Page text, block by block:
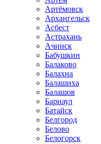
Артёмовск
Архангельск
Асбест
Астрахань
Ачинск
Бабушкин
Балаково
Балахна
Балашиха
Балашов
Барнаул
Батайск
Белгород
Белово
Белогорск